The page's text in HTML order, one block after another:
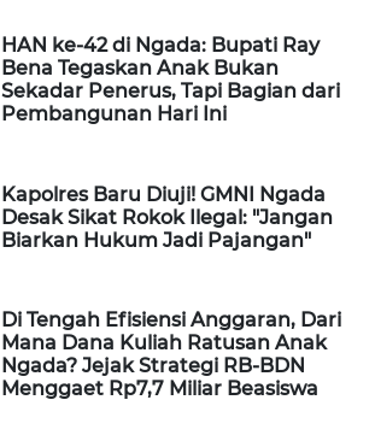
HAN ke-42 di Ngada: Bupati Ray
Bena Tegaskan Anak Bukan
Sekadar Penerus, Tapi Bagian dari
Pembangunan Hari Ini
Kapolres Baru Diuji! GMNI Ngada
Desak Sikat Rokok Ilegal: "Jangan
Biarkan Hukum Jadi Pajangan"
Di Tengah Efisiensi Anggaran, Dari
Mana Dana Kuliah Ratusan Anak
Ngada? Jejak Strategi RB-BDN
Menggaet Rp7,7 Miliar Beasiswa